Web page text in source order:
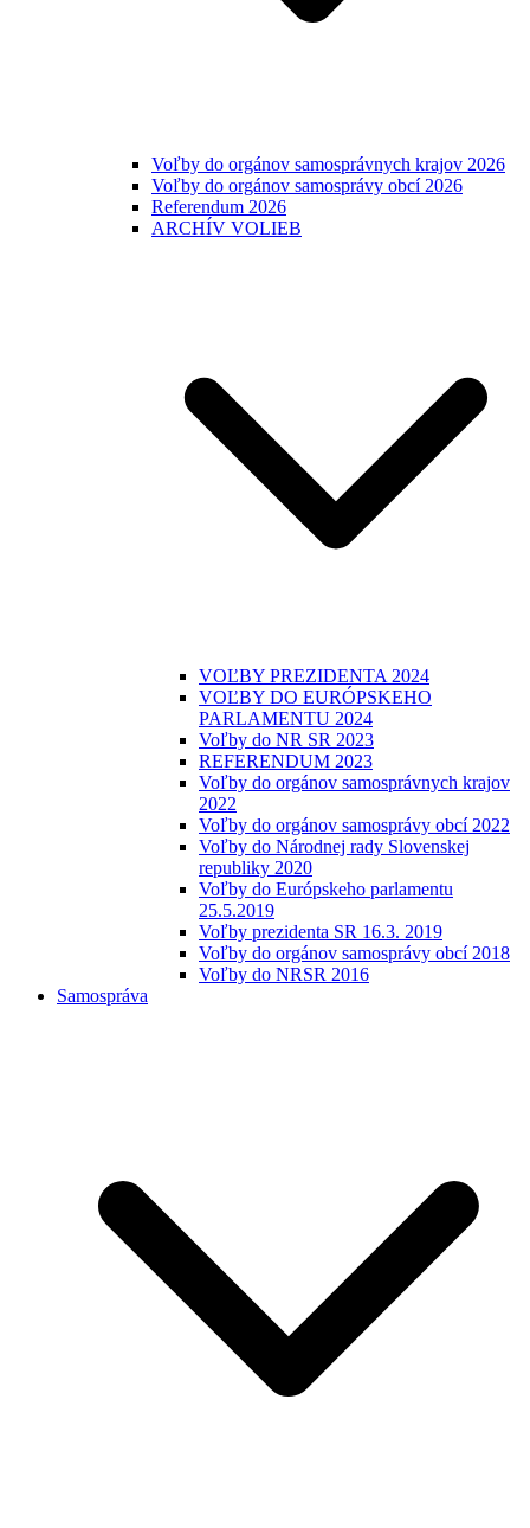
Voľby do orgánov samosprávnych krajov 2026
Voľby do orgánov samosprávy obcí 2026
Referendum 2026
ARCHÍV VOLIEB
VOĽBY PREZIDENTA 2024
VOĽBY DO EURÓPSKEHO
PARLAMENTU 2024
Voľby do NR SR 2023
REFERENDUM 2023
Voľby do orgánov samosprávnych krajov
2022
Voľby do orgánov samosprávy obcí 2022
Voľby do Národnej rady Slovenskej
republiky 2020
Voľby do Európskeho parlamentu
25.5.2019
Voľby prezidenta SR 16.3. 2019
Voľby do orgánov samosprávy obcí 2018
Voľby do NRSR 2016
Samospráva